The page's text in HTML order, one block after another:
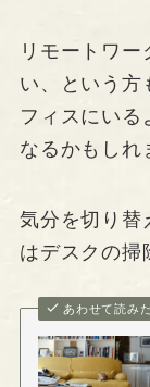
リモートワ
い、という方
フィスにいる
なるかもしれ
気分を切り替
はデスクの掃
あわせて読み